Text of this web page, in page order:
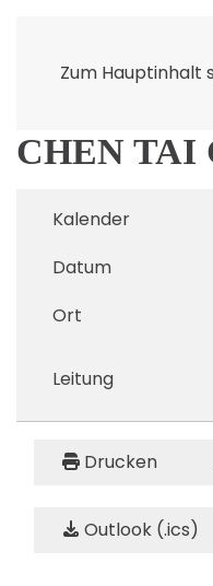
Zum Hauptinhalt
CHEN TAI
Kalender
Datum
Ort
Leitung
Drucken
Outlook (.ics)